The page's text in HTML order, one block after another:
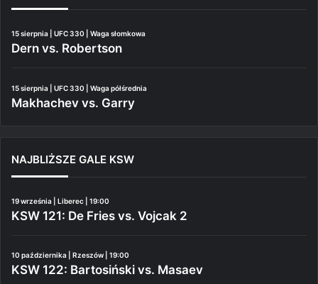
15 sierpnia | UFC 330 | Waga słomkowa
Dern vs. Robertson
15 sierpnia | UFC 330 | Waga półśrednia
Makhachev vs. Garry
NAJBLIŻSZE GALE KSW
19 września | Liberec | 19:00
KSW 121: De Fries vs. Vojcak 2
10 października | Rzeszów | 19:00
KSW 122: Bartosiński vs. Masaev